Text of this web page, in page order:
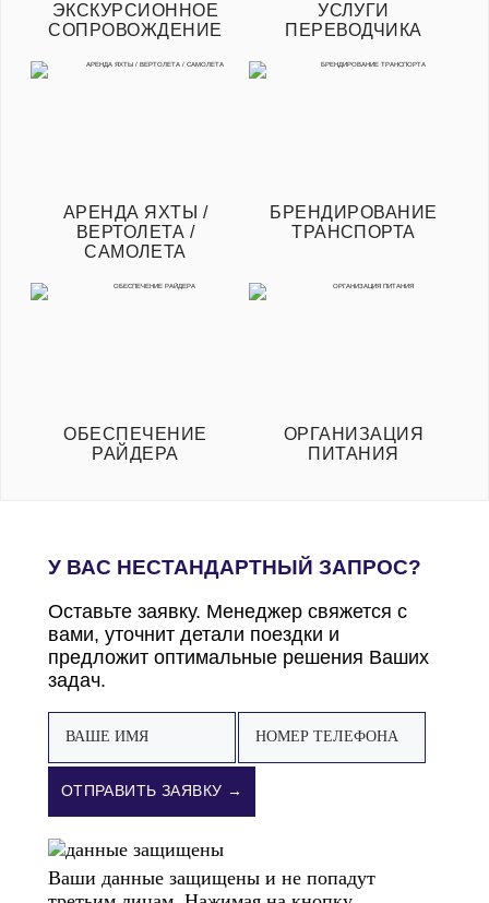
ЭКСКУРСИОННОЕ
СОПРОВОЖДЕНИЕ
УСЛУГИ
ПЕРЕВОДЧИКА
АРЕНДА ЯХТЫ /
ВЕРТОЛЕТА /
САМОЛЕТА
БРЕНДИРОВАНИЕ
ТРАНСПОРТА
ОБЕСПЕЧЕНИЕ
РАЙДЕРА
ОРГАНИЗАЦИЯ
ПИТАНИЯ
У ВАС НЕСТАНДАРТНЫЙ ЗАПРОС?
Оставьте заявку. Менеджер свяжется с
вами, уточнит детали поездки и
предложит оптимальные решения Ваших
задач.
ОТПРАВИТЬ ЗАЯВКУ →
Ваши данные защищены и не попадут